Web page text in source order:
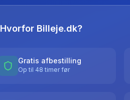
Hvorfor Billeje.dk?
Gratis afbestilling
Op til 48 timer før